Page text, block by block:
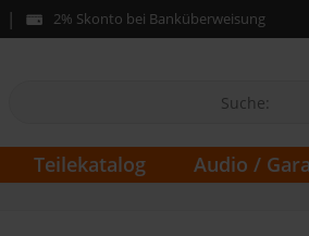
2% Skonto bei Banküberweisung
Teilekatalog Audio /